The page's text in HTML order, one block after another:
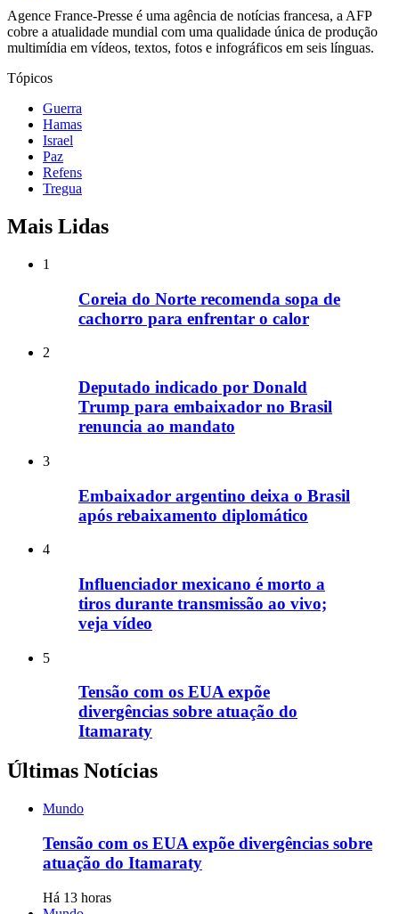
Agence France-Presse é uma agência de notícias francesa, a AFP
cobre a atualidade mundial com uma qualidade única de produção
multimídia em vídeos, textos, fotos e infográficos em seis línguas.
Tópicos
Guerra
Hamas
Israel
Paz
Refens
Tregua
Mais Lidas
1
Coreia do Norte recomenda sopa de
cachorro para enfrentar o calor
2
Deputado indicado por Donald
Trump para embaixador no Brasil
renuncia ao mandato
3
Embaixador argentino deixa o Brasil
após rebaixamento diplomático
4
Influenciador mexicano é morto a
tiros durante transmissão ao vivo;
veja vídeo
5
Tensão com os EUA expõe
divergências sobre atuação do
Itamaraty
Últimas Notícias
Mundo
Tensão com os EUA expõe divergências sobre
atuação do Itamaraty
Há 13 horas